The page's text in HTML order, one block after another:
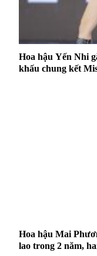
Hoa hậu Yến Nhi
khấu chung kết
Hoa hậu Mai
lao trong 2 năm,